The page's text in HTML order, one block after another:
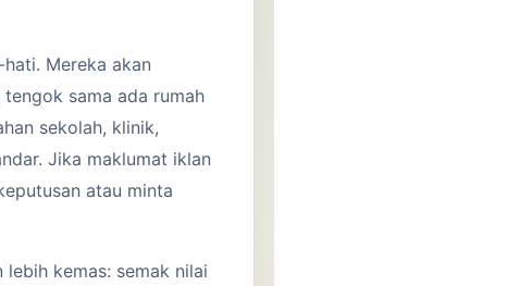
Mereka akan
sama ada rumah
sekolah, klinik,
Jika maklumat iklan
atau minta
kemas: semak nilai